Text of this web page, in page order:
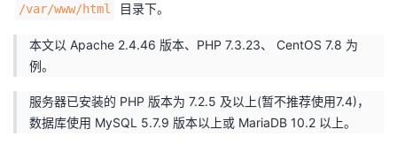
/var/www/html 目录下。
本文以 Apache 2.4.46 版本、PHP 7.3.23、 CentOS 7.8 为
例。
服务器已安装的 PHP 版本为 7.2.5 及以上(暂不推荐使用7.4)，
数据库使用 MySQL 5.7.9 版本以上或 MariaDB 10.2 以上。